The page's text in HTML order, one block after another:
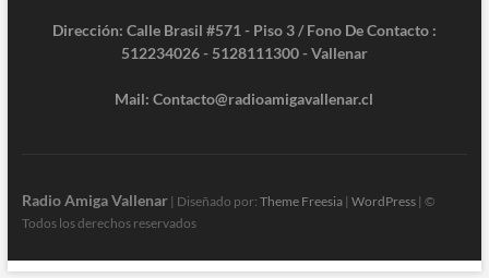
Dirección: Calle Brasil #571 - Piso 3 / Fono De Contacto :
512234026 - 5128111300 - Vallenar
Mail: Contacto@radioamigavallenar.cl
Radio Amiga Vallenar| Diseñado por: Theme Freesia| WordPress| ©
Todos los derechos reservados